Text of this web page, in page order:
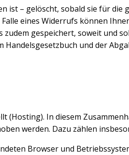
ist – gelöscht, sobald sie für die
eines Widerrufs können
gespeichert, soweit und
und der
(Hosting). In diesem
werden. Dazu zählen
Browser und